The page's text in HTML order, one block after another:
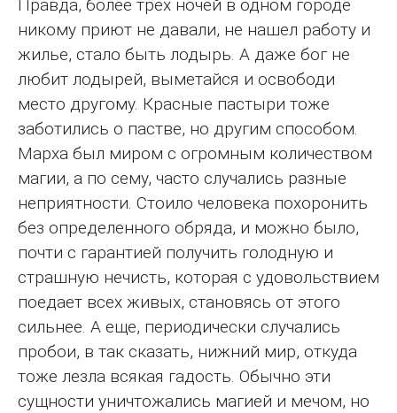
Правда, более трех ночей в одном городе
никому приют не давали, не нашел работу и
жилье, стало быть лодырь. А даже бог не
любит лодырей, выметайся и освободи
место другому. Красные пастыри тоже
заботились о пастве, но другим способом.
Марха был миром с огромным количеством
магии, а по сему, часто случались разные
неприятности. Стоило человека похоронить
без определенного обряда, и можно было,
почти с гарантией получить голодную и
страшную нечисть, которая с удовольствием
поедает всех живых, становясь от этого
сильнее. А еще, периодически случались
пробои, в так сказать, нижний мир, откуда
тоже лезла всякая гадость. Обычно эти
сущности уничтожались магией и мечом, но